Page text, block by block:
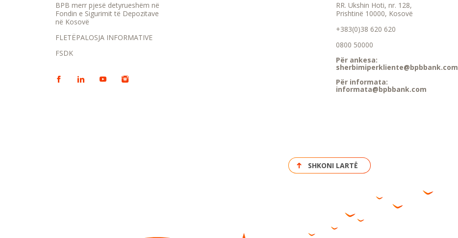
BPB merr pjesë detyrueshëm në
Fondin e Sigurimit të Depozitave
në Kosovë
FLETËPALOSJA INFORMATIVE
FSDK
RR. Ukshin Hoti, nr. 128,
Prishtinë 10000, Kosovë
+383(0)38 620 620
0800 50000
Për ankesa:
sherbimiperkliente@bpbbank.com
Për informata:
informata@bpbbank.com
SHKONI LARTË